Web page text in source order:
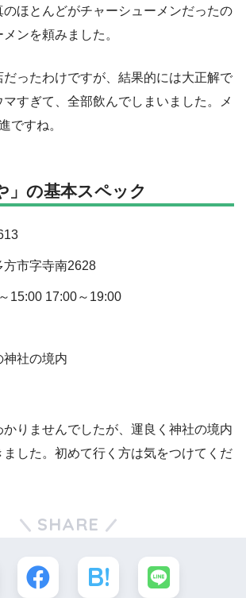
のほとんどがチャーシューメンだったの
ンを頼みました。
ったわけですが、結果的には大正解で
マすぎて、全部飲んでしまいました。メ
ですね。
」の基本スペック
市字寺南2628
15:00 17:00～19:00
社の境内
りませんでしたが、運良く神社の境内
ました。初めて行く方は気をつけてくだ
SHARE